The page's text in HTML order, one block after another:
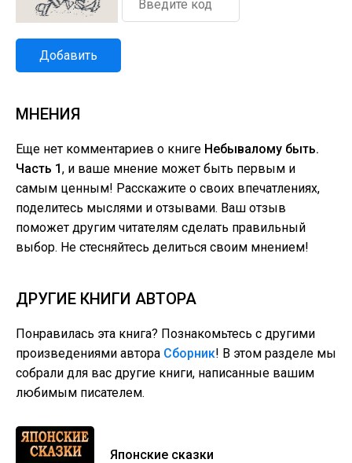
Добавить
МНЕНИЯ
Еще нет комментариев о книге Небывалому быть.
Часть 1, и ваше мнение может быть первым и
самым ценным! Расскажите о своих впечатлениях,
поделитесь мыслями и отзывами. Ваш отзыв
поможет другим читателям сделать правильный
выбор. Не стесняйтесь делиться своим мнением!
ДРУГИЕ КНИГИ АВТОРА
Понравилась эта книга? Познакомьтесь с другими
произведениями автора Сборник! В этом разделе мы
собрали для вас другие книги, написанные вашим
любимым писателем.
Японские сказки